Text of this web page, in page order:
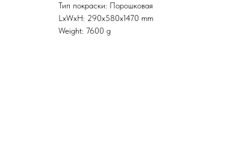
Тип покраски: Порошковая
LxWxH: 290x580x1470 mm
Weight: 7600 g